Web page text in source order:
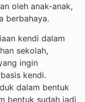
oleh anak-anak,
berbahaya.
kendi dalam
sekolah,
ingin
kendi.
dalam bentuk
bentuk sudah jadi